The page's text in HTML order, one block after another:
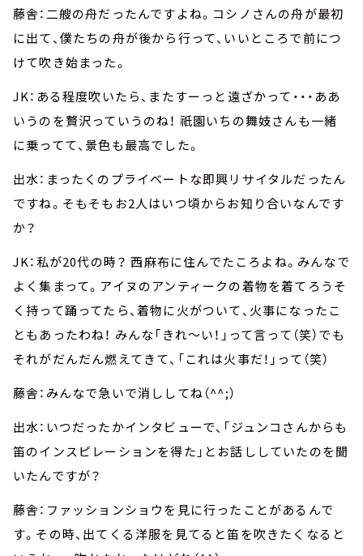
藤舎：二艘の舟だったんですよね。コシノさんの舟が最初
に出て、僕たちの舟が後から行って、いいところで前につ
けて吹き始まった。
JK：ある程度吹いたら、またすーっと遠ざかって・・・ああ
いうのを贅沢っていうのね！ 祇園いちの舞妓さんも一緒
に乗ってて、景色も最高でした。
出水：まったくのプライベートな即興リサイタルだったん
ですね。そもそもお2人はいつ頃からお知り合いなんです
か？
JK：私が20代の時？ 西麻布に住んでたころよね。みんなで
よく集まって。アイヌのアンティークの着物を着てろうそ
く持って踊ってたら、着物に火がついて、火事になったこ
ともあったわね！ みんな「きれ～い！」って言って（笑）でも
それがだんだん燃えてきて、「これは火事だ！」って（笑）
藤舎：みんなで急いで消ししてね（^^;）
出水：いつだったかインタビューで、「ジュンコさんからも
笛のインスピレーションを得た」とお話ししていたのを聞
いたんですが？
藤舎：ファッションショウを見に行ったことがあるんで
す。その時、出てくる洋服を見てると笛を吹きたくなると